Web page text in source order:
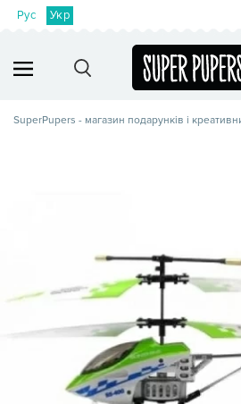
Рус Укр
SuperPupers - магазин подарунків і